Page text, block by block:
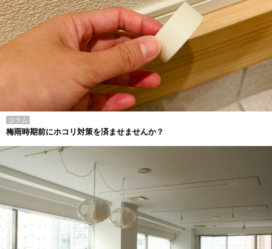
コラム
梅雨時期前にホコリ対策を済ませませんか？